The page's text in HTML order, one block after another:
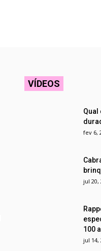
VÍDEOS
fev 6,
jul 20,
100
jul 14,